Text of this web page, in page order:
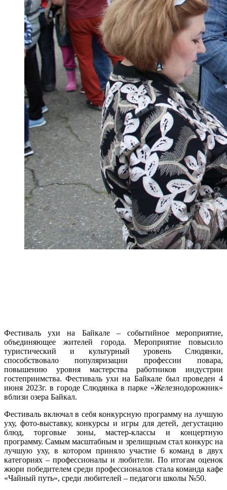
Фестиваль ухи на Байкале – событийное мероприятие,
объединяющее жителей города. Мероприятие повысило
туристический и культурный уровень Слюдянки,
способствовало популяризации профессии повара,
повышению уровня мастерства работников индустрии
гостеприимства. Фестиваль ухи на Байкале был проведен 4
июня 2023г. в городе Слюдянка в парке «Железнодорожник»
вблизи озера Байкал.
Фестиваль включал в себя конкурсную программу на лучшую
уху, фото-выставку, конкурсы и игры для детей, дегустацию
блюд, торговые зоны, мастер-классы и концертную
программу. Самым масштабным и зрелищным стал конкурс на
лучшую уху, в котором приняло участие 6 команд в двух
категориях – профессионалы и любители. По итогам оценок
жюри победителем среди профессионалов стала команда кафе
«Чайный путь», среди любителей – педагоги школы №50.